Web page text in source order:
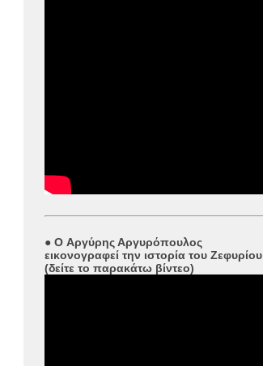
● O Αργύρης Αργυρόπουλος
εικονογραφεί την ιστορία του Ζεφυρίου
(δείτε το παρακάτω βίντεο)